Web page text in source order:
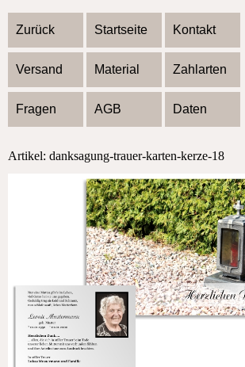
Zurück Startseite Kontakt
Versand Material Zahlarten
Fragen AGB Daten
Artikel: danksagung-trauer-karten-kerze-18